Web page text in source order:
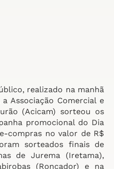
realizado na manhã
Associação Comercial e
(Acicam) sorteou os
promocional do Dia
compras no valor de R$
sorteados finais de
de Jurema (Iretama),
(Roncador) e na